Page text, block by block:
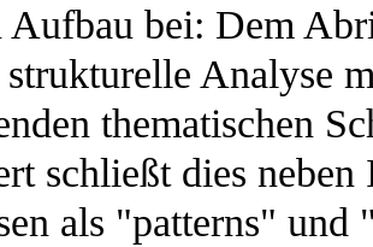
Aufbau bei: Dem
Analyse
thematischen
schließt dies
als "patterns" und